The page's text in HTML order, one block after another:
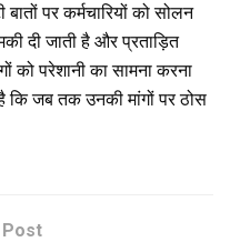
पर कर्मचारियों को सोलन
दी जाती है और प्रताड़ित
परेशानी का सामना करना
कि जब तक उनकी मांगों पर ठोस